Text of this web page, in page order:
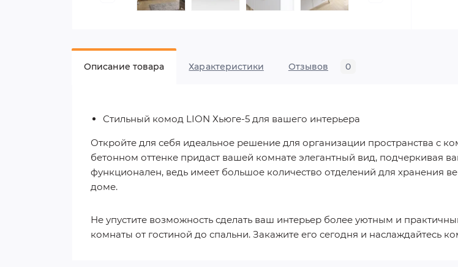
Описание товара Характеристики Отзывов 0
Стильный комод LION Хьюге-5 для вашего интерьера
Откройте для себя идеальное решение для организации пространства с
бетонном оттенке придаст вашей комнате элегантный вид, подчеркивая
функционален, ведь имеет большое количество отделений для хранения
доме.
Не упустите возможность сделать ваш интерьер более уютным и
комнаты от гостиной до спальни. Закажите его сегодня и наслаждайтесь